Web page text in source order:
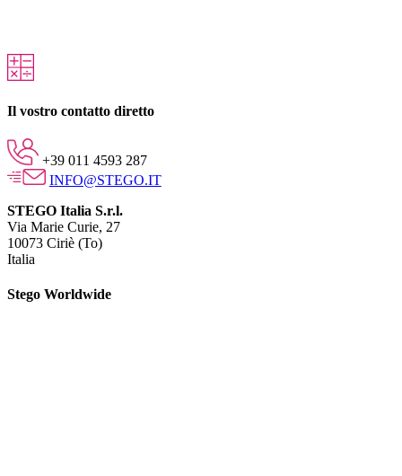
Il vostro contatto diretto
+39 011 4593 287
INFO@STEGO.IT
STEGO Italia S.r.l.
Via Marie Curie, 27
10073 Ciriè (To)
Italia
Stego Worldwide